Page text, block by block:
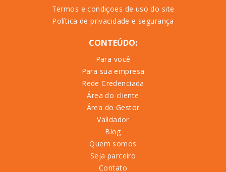
Termos e condiçoes de uso do site
Política de privacidade e segurança
CONTEÚDO:
Para você
Para sua empresa
Rede Credenciada
Área do cliente
Área do Gestor
Validador
Blog
Quem somos
Seja parceiro
Contato